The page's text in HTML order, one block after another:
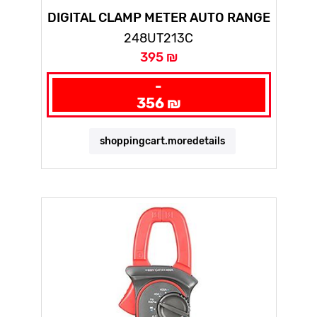
DIGITAL CLAMP METER AUTO RANGE
248UT213C
395 ₪
-
356 ₪
shoppingcart.moredetails